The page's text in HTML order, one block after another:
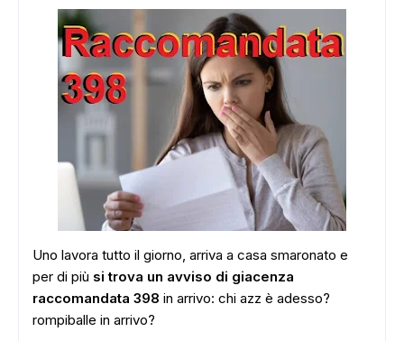
Uno lavora tutto il giorno, arriva a casa smaronato e
per di più si trova un avviso di giacenza
raccomandata 398 in arrivo: chi azz è adesso?
rompiballe in arrivo?